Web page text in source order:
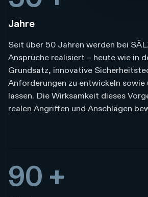
Jahre
Seit über 50 Jahren werden bei
Ansprüche realisiert – heute wie in
Grundsatz, innovative
Anforderungen zu entwickeln
lassen. Die Wirksamkeit dieses
realen Angriffen und Anschlägen
90 +